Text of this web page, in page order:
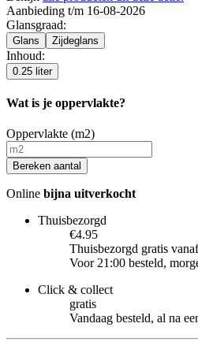
Aanbieding t/m 16-08-2026
Glansgraad:
Glans Zijdeglans
Inhoud:
0.25 liter
Wat is je oppervlakte?
Oppervlakte (m2)
Bereken aantal
Online bijna uitverkocht
Thuisbezorgd
€4.95
Thuisbezorgd gratis
Voor 21:00 besteld,
Click & collect
gratis
Vandaag besteld, al na